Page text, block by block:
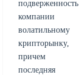
подверженность
компании
волатильному
крипторынку,
причем
последняя